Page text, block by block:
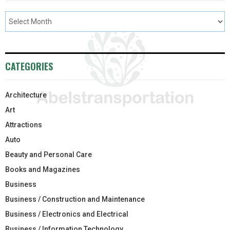
CATEGORIES
Architecture
Art
Attractions
Auto
Beauty and Personal Care
Books and Magazines
Business
Business / Construction and Maintenance
Business / Electronics and Electrical